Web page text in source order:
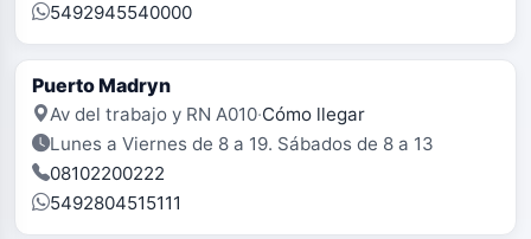
5492945540000
Puerto Madryn
Av del trabajo y RN A010·Cómo llegar
Lunes a Viernes de 8 a 19. Sábados de 8 a 13
08102200222
5492804515111